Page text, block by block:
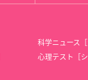
科学ニュース［
心理テスト［シ